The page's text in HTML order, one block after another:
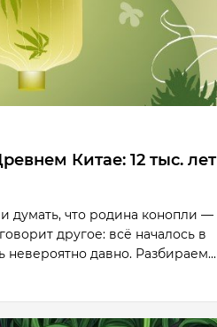
Китае: 12 тыс. лет
думать, что родина конопли —
другое: всё началось в
невероятно давно. Разбираем...